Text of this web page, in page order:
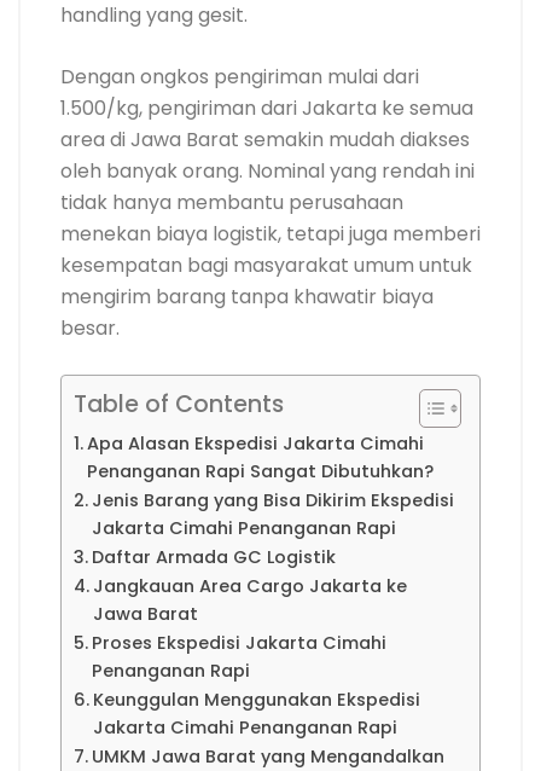
handling yang gesit.
Dengan ongkos pengiriman mulai dari
1.500/kg, pengiriman dari Jakarta ke semua
area di Jawa Barat semakin mudah diakses
oleh banyak orang. Nominal yang rendah ini
tidak hanya membantu perusahaan
menekan biaya logistik, tetapi juga memberi
kesempatan bagi masyarakat umum untuk
mengirim barang tanpa khawatir biaya
besar.
Table of Contents
Apa Alasan Ekspedisi Jakarta Cimahi
Penanganan Rapi Sangat Dibutuhkan?
Jenis Barang yang Bisa Dikirim Ekspedisi
Jakarta Cimahi Penanganan Rapi
Daftar Armada GC Logistik
Jangkauan Area Cargo Jakarta ke
Jawa Barat
Proses Ekspedisi Jakarta Cimahi
Penanganan Rapi
Keunggulan Menggunakan Ekspedisi
Jakarta Cimahi Penanganan Rapi
UMKM Jawa Barat yang Mengandalkan